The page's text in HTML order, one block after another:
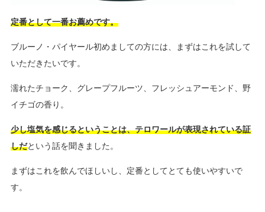
定番として一番お薦めです。
ブルーノ・パイヤール初めましての方には、まずはこれを試して
いただきたいです。
濡れたチョーク、グレープフルーツ、フレッシュアーモンド、野
イチゴの香り。
少し塩気を感じるということは、テロワールが表現されている証
しだという話を聞きました。
まずはこれを飲んでほしいし、定番としてとても使いやすいで
す。